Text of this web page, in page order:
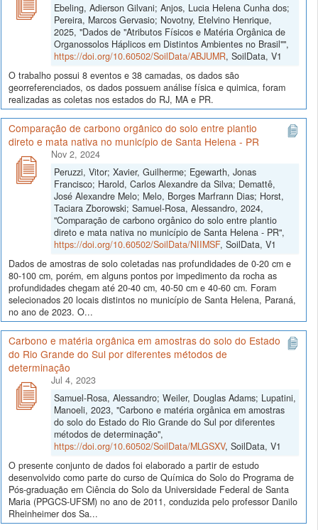
Ebeling, Adierson Gilvani; Anjos, Lucia Helena Cunha dos;
Pereira, Marcos Gervasio; Novotny, Etelvino Henrique,
2025, "Dados de "Atributos Físicos e Matéria Orgânica de
Organossolos Háplicos em Distintos Ambientes no Brasil"",
https://doi.org/10.60502/SoilData/ABJUMR, SoilData, V1
O trabalho possui 8 eventos e 38 camadas, os dados são
georreferenciados, os dados possuem análise física e quimica, foram
realizadas as coletas nos estados do RJ, MA e PR.
Comparação de carbono orgânico do solo entre plantio
direto e mata nativa no município de Santa Helena - PR
Nov 2, 2024
Peruzzi, Vitor; Xavier, Guilherme; Egewarth, Jonas
Francisco; Harold, Carlos Alexandre da Silva; Demattê,
José Alexandre Melo; Melo, Borges Marfrann Dias; Horst,
Taciara Zborowski; Samuel-Rosa, Alessandro, 2024,
"Comparação de carbono orgânico do solo entre plantio
direto e mata nativa no município de Santa Helena - PR",
https://doi.org/10.60502/SoilData/NIIMSF, SoilData, V1
Dados de amostras de solo coletadas nas profundidades de 0-20 cm e
80-100 cm, porém, em alguns pontos por impedimento da rocha as
profundidades chegam até 20-40 cm, 40-50 cm e 40-60 cm. Foram
selecionados 20 locais distintos no município de Santa Helena, Paraná,
no ano de 2023. O...
Carbono e matéria orgânica em amostras do solo do Estado
do Rio Grande do Sul por diferentes métodos de
determinação
Jul 4, 2023
Samuel-Rosa, Alessandro; Weiler, Douglas Adams; Lupatini,
Manoeli, 2023, "Carbono e matéria orgânica em amostras
do solo do Estado do Rio Grande do Sul por diferentes
métodos de determinação",
https://doi.org/10.60502/SoilData/MLGSXV, SoilData, V1
O presente conjunto de dados foi elaborado a partir de estudo
desenvolvido como parte do curso de Química do Solo do Programa de
Pós-graduação em Ciência do Solo da Universidade Federal de Santa
Maria (PPGCS-UFSM) no ano de 2011, conduzida pelo professor Danilo
Rheinheimer dos Sa...